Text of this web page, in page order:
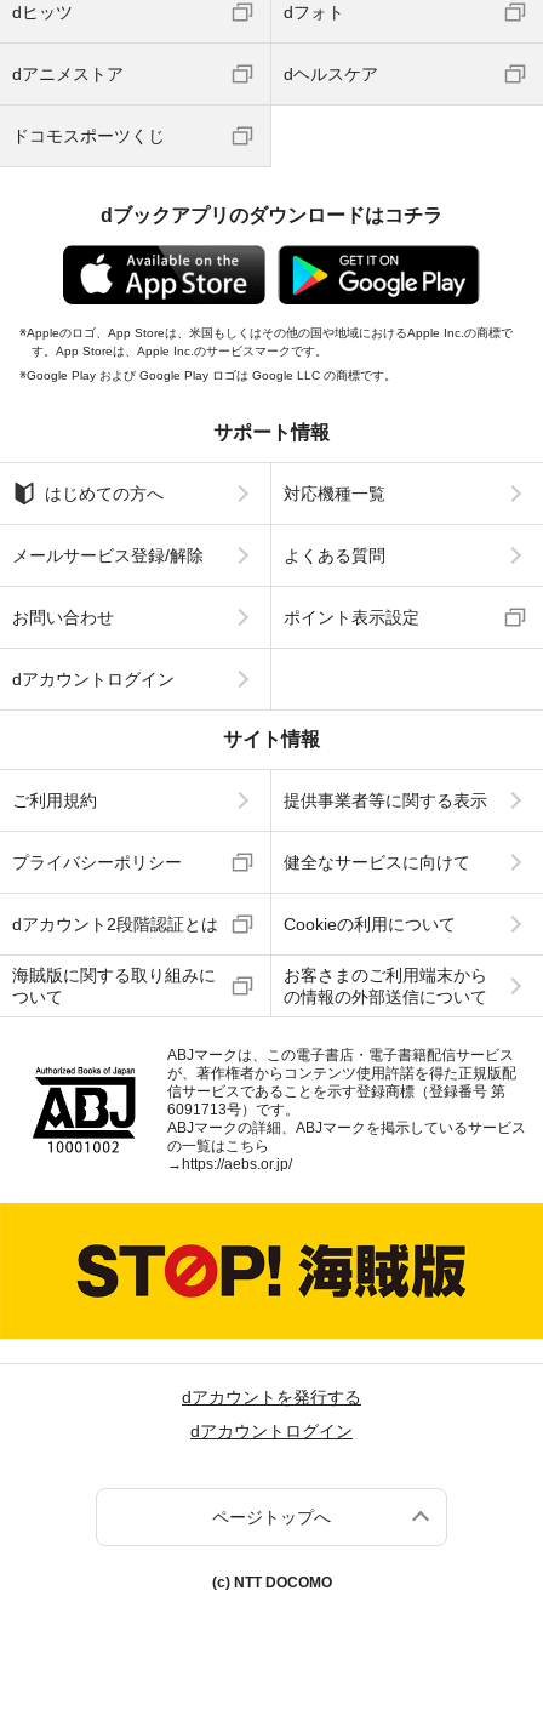
dヒッツ dフォト
dアニメストア dヘルスケア
ドコモスポーツくじ
dブックアプリのダウンロードはコチラ
Appleのロゴ、App Storeは、米国もしくはその他の国や地域におけるApple Inc.の商標で
す。App Storeは、Apple Inc.のサービスマークです。
Google Play および Google Play ロゴは Google LLC の商標です。
サポート情報
はじめての方へ 対応機種一覧
メールサービス登録/解除 よくある質問
お問い合わせ ポイント表示設定
dアカウントログイン
サイト情報
ご利用規約 提供事業者等に関する表示
プライバシーポリシー 健全なサービスに向けて
dアカウント2段階認証とは Cookieの利用について
海賊版に関する取り組みに
ついて
お客さまのご利用端末から
の情報の外部送信について
ABJマークは、この電子書店・電子書籍配信サービス
が、著作権者からコンテンツ使用許諾を得た正規版配
信サービスであることを示す登録商標（登録番号 第
6091713号）です。
ABJマークの詳細、ABJマークを掲示しているサービス
の一覧はこちら
→https://aebs.or.jp/
dアカウントを発行する
dアカウントログイン
ページトップへ
(c) NTT DOCOMO